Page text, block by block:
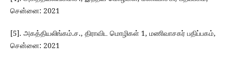
சென்னை: 2021
[5]. அகத்தியலிங்கம்.ச., திராவிட மொழிகள் 1, மணிவாசகர் பதிப்பகம்,
சென்னை: 2021